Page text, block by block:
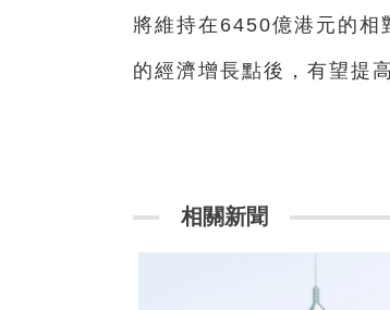
將維持在6450億港元的相
的經濟增長點後，有望提
相關新聞